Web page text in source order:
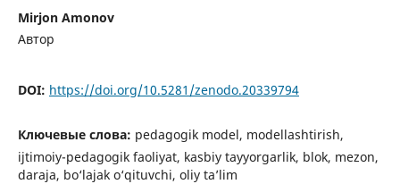
Mirjon Amonov
Автор
DOI: https://doi.org/10.5281/zenodo.20339794
Ключевые слова: pedagogik model, modellashtirish,
ijtimoiy-pedagogik faoliyat, kasbiy tayyorgarlik, blok, mezon,
daraja, bo‘lajak o‘qituvchi, oliy ta’lim